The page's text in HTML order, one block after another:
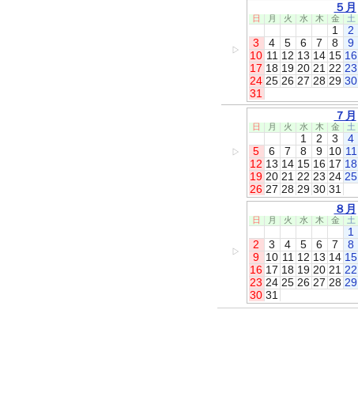
▷
５月
日 月 火 水 木 金 土
1
2
3
4 5 6 7 8
9
10 11 12 13 14 15 16
17 18 19 20 21 22 23
24 25 26 27 28 29 30
31
▷
７月
日 月 火 水 木 金 土
1 2 3
4
5
6 7 8 9 10 11
12 13 14 15 16 17 18
19 20 21 22 23 24 25
26 27 28 29 30 31
▷
８月
日 月 火 水 木 金 土
1
2
3 4 5 6 7
8
9 10 11 12 13 14 15
16 17 18 19 20 21 22
23 24 25 26 27 28 29
30 31